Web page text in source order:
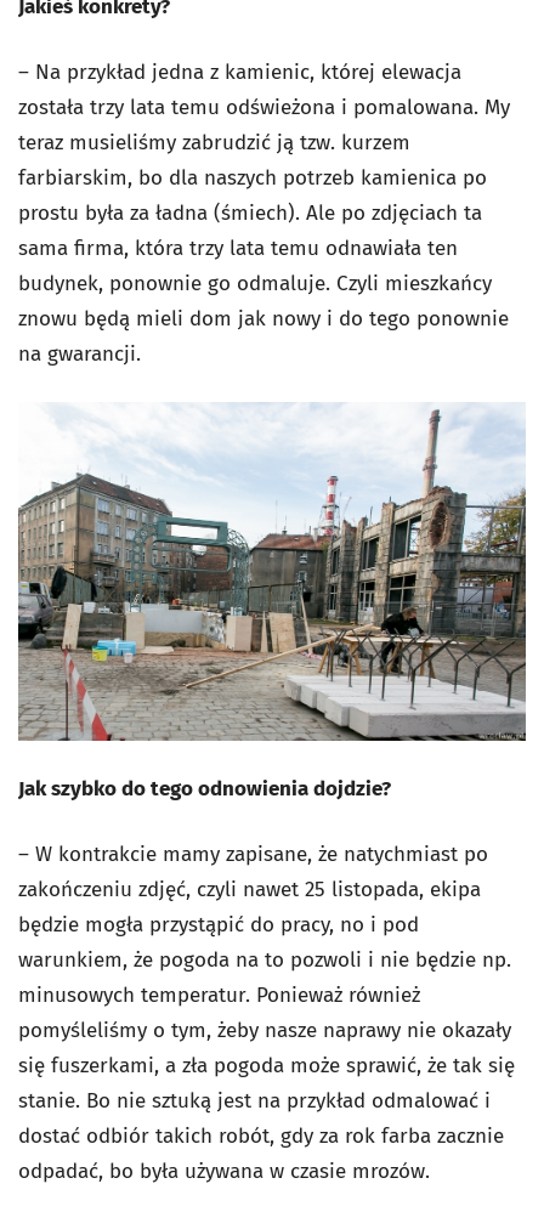
Jakieś konkrety?
– Na przykład jedna z kamienic, której elewacja
została trzy lata temu odświeżona i pomalowana. My
teraz musieliśmy zabrudzić ją tzw. kurzem
farbiarskim, bo dla naszych potrzeb kamienica po
prostu była za ładna (śmiech). Ale po zdjęciach ta
sama firma, która trzy lata temu odnawiała ten
budynek, ponownie go odmaluje. Czyli mieszkańcy
znowu będą mieli dom jak nowy i do tego ponownie
na gwarancji.
Jak szybko do tego odnowienia dojdzie?
– W kontrakcie mamy zapisane, że natychmiast po
zakończeniu zdjęć, czyli nawet 25 listopada, ekipa
będzie mogła przystąpić do pracy, no i pod
warunkiem, że pogoda na to pozwoli i nie będzie np.
minusowych temperatur. Ponieważ również
pomyśleliśmy o tym, żeby nasze naprawy nie okazały
się fuszerkami, a zła pogoda może sprawić, że tak się
stanie. Bo nie sztuką jest na przykład odmalować i
dostać odbiór takich robót, gdy za rok farba zacznie
odpadać, bo była używana w czasie mrozów.